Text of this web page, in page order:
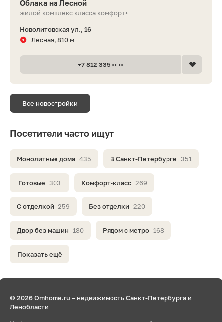
Облака на Лесной
жилой комплекс класса комфорт+
Новолитовская ул., 16
Лесная, 810 м
+7 812 335 •• ••
Все новостройки
Посетители часто ищут
Монолитные дома 435 В Санкт-Петербурге 351
Готовые 303 Комфорт-класс 269
С отделкой 259 Без отделки 220
Двор без машин 180 Рядом с метро 168
Показать ещё
© 2026 Omhome.ru – недвижимость Санкт-Петербурга и
Ленобласти